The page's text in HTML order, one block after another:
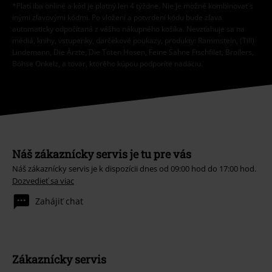
*Platí iba online a kód je platný len 4 týždne. Nie je možné kombinovať s
inými zľavovými kódmi. Po vložení a potvrdení kódu bude zľava
automaticky odpočítaná z vášho nákupného košíka. Nevzťahuje sa na
médiá, knihy, vstupenky, darčekové poukazy, produkty: Rammstein, (Till)
Lindemann, Die Ärzte, Die Toten Hosen, Feine Sahne Fischfilet, Broilers,
Böhse Onkelz, a tovar, ktorého kúpou podporíte nadáciu.
Náš zákaznícky servis je tu pre vás
Náš zákaznícky servis je k dispozícii dnes od 09:00 hod do 17:00 hod.
Dozvedieť sa viac
Zahájiť chat
Zákaznícky servis